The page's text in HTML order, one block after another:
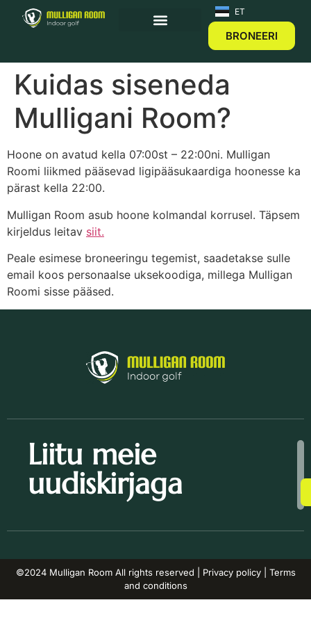
BRONEERI
ET
EN
Kuidas siseneda
Mulligani Room?
Hoone on avatud kella 07:00st – 22:00ni. Mulligan
Roomi liikmed pääsevad ligipääsukaardiga hoonesse ka
pärast kella 22:00.
Mulligan Room asub hoone kolmandal korrusel. Täpsem
kirjeldus leitav siit.
Peale esimese broneeringu tegemist, saadetakse sulle
email koos personaalse uksekoodiga, millega Mulligan
Roomi sisse pääsed.
Liitu meie
uudiskirjaga
©2024 Mulligan Room All rights reserved | Privacy policy | Terms
and conditions